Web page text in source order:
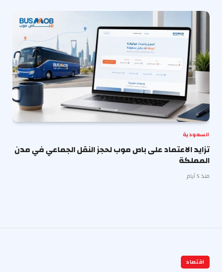
السعودية
تزايد الاعتماد على باص موب لحجز النقل الجماعي في مدن
المملكة
منذ 5 أيام
اقتصاد